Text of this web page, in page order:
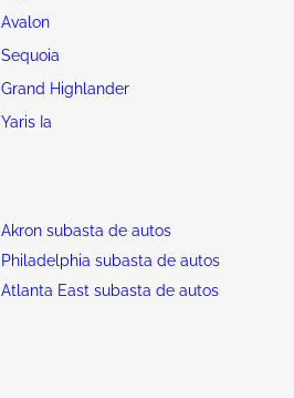
Avalon
Sequoia
Grand Highlander
Yaris Ia
Akron subasta de autos
Philadelphia subasta de autos
Atlanta East subasta de autos